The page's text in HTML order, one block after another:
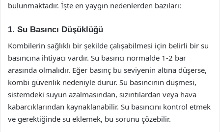
bulunmaktadır. İşte en yaygın nedenlerden bazıları:
1. Su Basıncı Düşüklüğü
Kombilerin sağlıklı bir şekilde çalışabilmesi için belirli bir su
basıncına ihtiyacı vardır. Su basıncı normalde 1-2 bar
arasında olmalıdır. Eğer basınç bu seviyenin altına düşerse,
kombi güvenlik nedeniyle durur. Su basıncının düşmesi,
sistemdeki suyun azalmasından, sızıntılardan veya hava
kabarcıklarından kaynaklanabilir. Su basıncını kontrol etmek
ve gerektiğinde su eklemek, bu sorunu çözebilir.